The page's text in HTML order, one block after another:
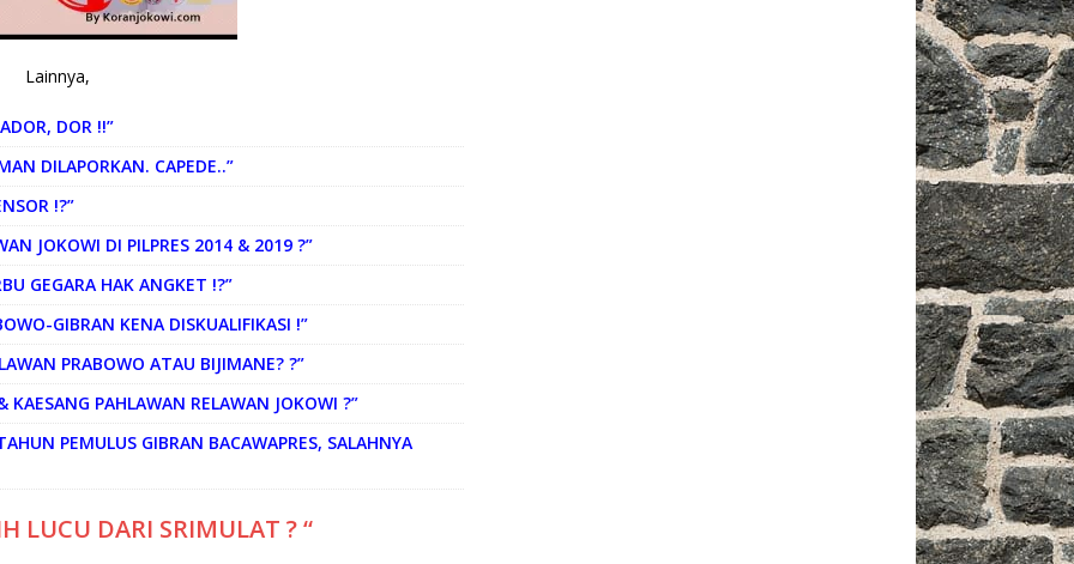
Lainnya,
DOR !!”
DILAPORKAN. CAPEDE..”
!?”
JOKOWI DI PILPRES 2014 & 2019 ?”
GEGARA HAK ANGKET !?”
GIBRAN KENA DISKUALIFIKASI !”
PRABOWO ATAU BIJIMANE? ?”
PAHLAWAN RELAWAN JOKOWI ?”
PEMULUS GIBRAN BACAWAPRES, SALAHNYA
LUCU DARI SRIMULAT ? “